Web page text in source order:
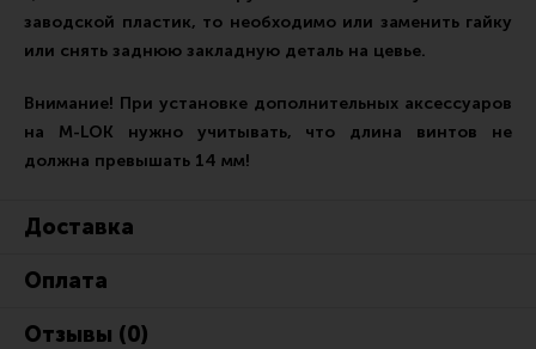
Прочее снаряжение
Оружейная химия
Инструменты и другие аксессуары
Ершики, вишеры, переходники
Патчи
заводской пластик, то необходимо или заменить гайку
или снять заднюю закладную деталь на цевье.
Внимание! При установке дополнительных аксессуаров
на M-LOK нужно учитывать, что длина винтов не
должна превышать 14 мм!
Доставка
Оплата
Отзывы (0)